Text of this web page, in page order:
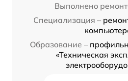
Выполнено
Специализация –
Образование –
«Техническая